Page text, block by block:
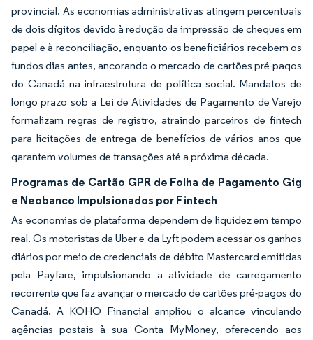
provincial. As economias administrativas atingem percentuais
de dois dígitos devido à redução da impressão de cheques em
papel e à reconciliação, enquanto os beneficiários recebem os
fundos dias antes, ancorando o mercado de cartões pré-pagos
do Canadá na infraestrutura de política social. Mandatos de
longo prazo sob a Lei de Atividades de Pagamento de Varejo
formalizam regras de registro, atraindo parceiros de fintech
para licitações de entrega de benefícios de vários anos que
garantem volumes de transações até a próxima década.
Programas de Cartão GPR de Folha de Pagamento Gig
e Neobanco Impulsionados por Fintech
As economias de plataforma dependem de liquidez em tempo
real. Os motoristas da Uber e da Lyft podem acessar os ganhos
diários por meio de credenciais de débito Mastercard emitidas
pela Payfare, impulsionando a atividade de carregamento
recorrente que faz avançar o mercado de cartões pré-pagos do
Canadá. A KOHO Financial ampliou o alcance vinculando
agências postais à sua Conta MyMoney, oferecendo aos